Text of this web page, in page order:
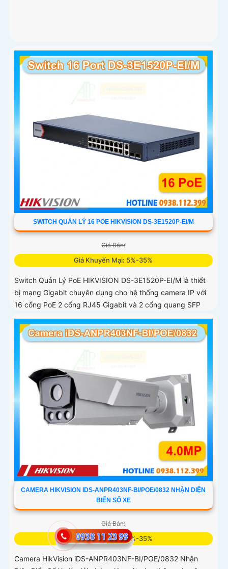
SWITCH QUẢN LÝ 16 POE HIKVISION DS-3E1520P-EI/M
Giá Bán:
Giá Khuyến Mại: 5%-35%
Switch Quản Lý PoE HIKVISION DS-3E1520P-EI/M là thiết
bị mạng Gigabit chuyên dụng cho hệ thống camera IP với
16 cổng PoE 2 cổng RJ45 Gigabit và 2 cổng quang SFP
CAMERA HIKVISION IDS-ANPR403NF-BI/POE/0832 NHẬN DIỆN
BIỂN SỐ XE
Giá Bán:
Giá Khuyến Mại: 5%-35%
Camera HikVision iDS-ANPR403NF-BI/POE/0832 Nhận